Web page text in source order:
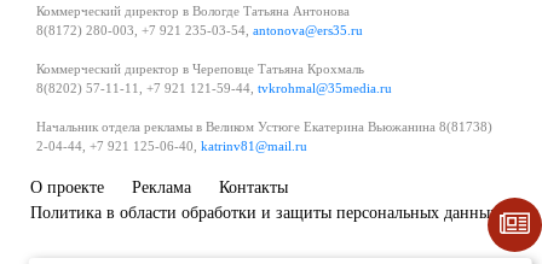
Коммерческий директор в Вологде Татьяна Антонова
8(8172) 280-003, +7 921 235-03-54, antonova@ers35.ru
Коммерческий директор в Череповце Татьяна Крохмаль
8(8202) 57-11-11, +7 921 121-59-44, tvkrohmal@35media.ru
Начальник отдела рекламы в Великом Устюге Екатерина Вьюжанина 8(81738)
2-04-44, +7 921 125-06-40, katrinv81@mail.ru
О проекте Реклама
Контакты
Политика в области обработки и защиты персональных данных